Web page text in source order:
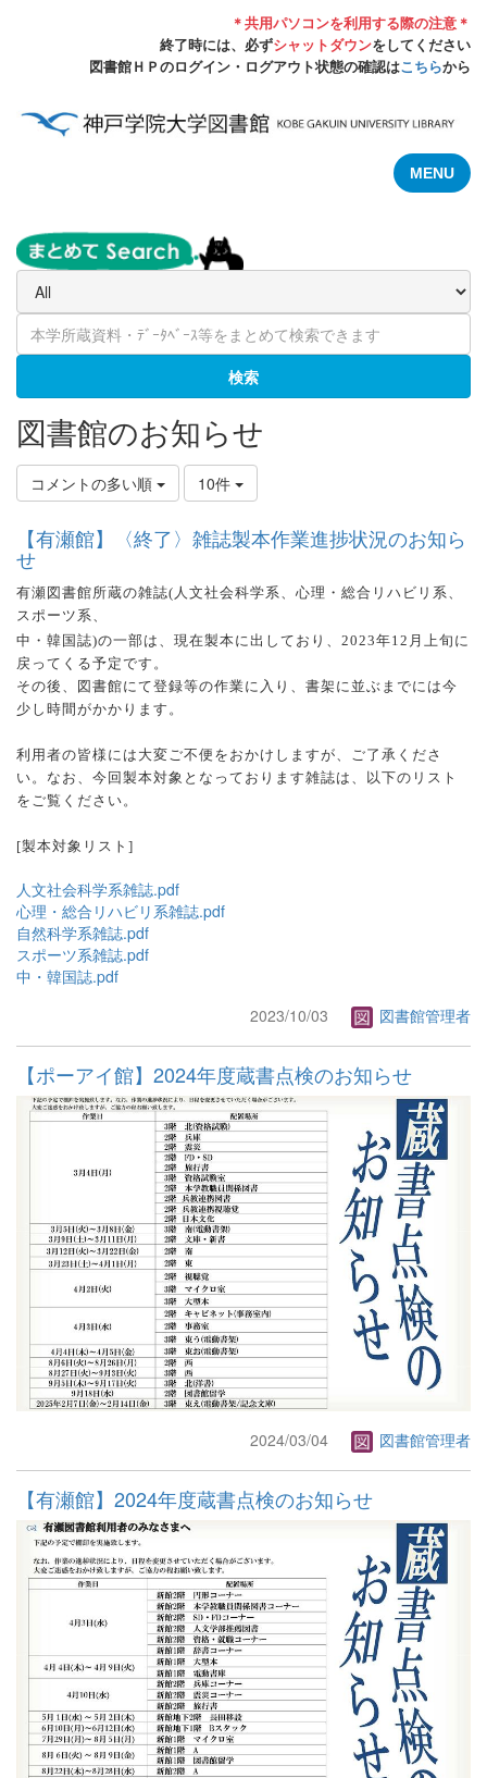
＊共用パソコンを利用する際の注意＊
終了時には、必ずシャットダウンをしてください
図書館ＨＰのログイン・ログアウト状態の確認はこちらから
MENU
検索
図書館のお知らせ
コメントの多い順 10件
【有瀬館】〈終了〉雑誌製本作業進捗状況のお知ら
せ
有瀬図書館所蔵の雑誌( 人文社会科学系、心理・総合リハビリ系、
スポーツ系、
中・韓国誌)の一部は、現在製本に出しており、 2023年12 月上旬に
戻ってくる予定です。
その後、図書館にて登録等の作業に入り、書架に並ぶまでには今
少し時間がかかります。
利用者の皆様には大変ご不便をおかけしますが、ご了承くださ
い。なお、今回製本対象となっております雑誌は、以下のリスト
をご覧ください。
[製本対象リスト ]
人文社会科学系雑誌.pdf
心理・総合リハビリ系雑誌.pdf
自然科学系雑誌.pdf
スポーツ系雑誌.pdf
中・韓国誌.pdf
2023/10/03
図書館管理者
【ポーアイ館】2024年度蔵書点検のお知らせ
2024/03/04 図書館管理者
【有瀬館】2024年度蔵書点検のお知らせ